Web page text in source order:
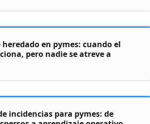
en pymes: cuando el
pero nadie se atreve a
incidencias para pymes: de